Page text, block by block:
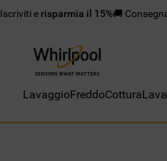
Iscriviti e risparmia il 15%🚚
LavaggioFreddoCottura